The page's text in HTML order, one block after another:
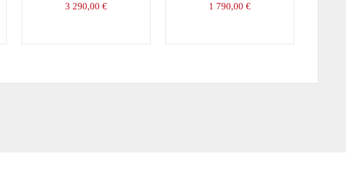
3 290,00 € 1 790,00 €